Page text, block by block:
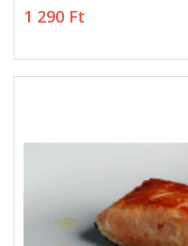
1 290 Ft
1 290 Ft